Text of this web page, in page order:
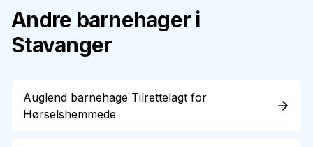
Andre barnehager i
Stavanger
Auglend barnehage Tilrettelagt for
Hørselshemmede